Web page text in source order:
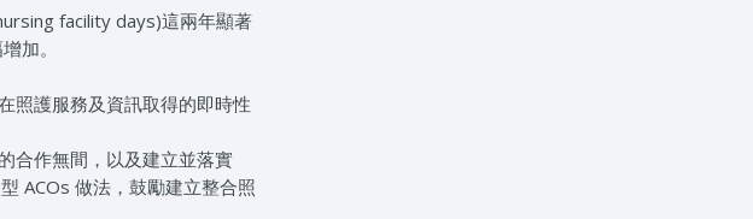
facility days)這兩年顯著
加。
照護服務及資訊取得的即時性
合作無間，以及建立並落實
ACOs 做法，鼓勵建立整合照